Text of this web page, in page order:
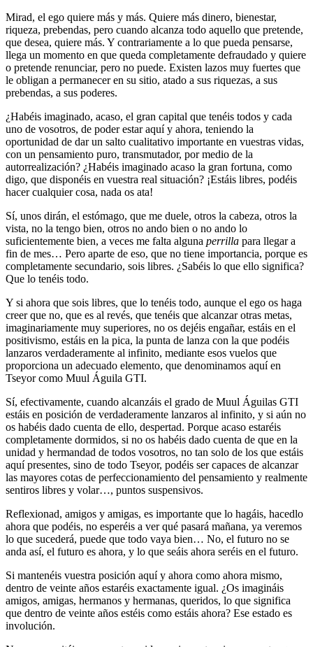
Mirad, el ego quiere más y más. Quiere más dinero, bienestar,
riqueza, prebendas, pero cuando alcanza todo aquello que pretende,
que desea, quiere más. Y contrariamente a lo que pueda pensarse,
llega un momento en que queda completamente defraudado y quiere
o pretende renunciar, pero no puede. Existen lazos muy fuertes que
le obligan a permanecer en su sitio, atado a sus riquezas, a sus
prebendas, a sus poderes.
¿Habéis imaginado, acaso, el gran capital que tenéis todos y cada
uno de vosotros, de poder estar aquí y ahora, teniendo la
oportunidad de dar un salto cualitativo importante en vuestras vidas,
con un pensamiento puro, transmutador, por medio de la
autorrealización? ¿Habéis imaginado acaso la gran fortuna, como
digo, que disponéis en vuestra real situación? ¡Estáis libres, podéis
hacer cualquier cosa, nada os ata!
Sí, unos dirán, el estómago, que me duele, otros la cabeza, otros la
vista, no la tengo bien, otros no ando bien o no ando lo
suficientemente bien, a veces me falta alguna perrilla para llegar a
fin de mes… Pero aparte de eso, que no tiene importancia, porque es
completamente secundario, sois libres. ¿Sabéis lo que ello significa?
Que lo tenéis todo.
Y si ahora que sois libres, que lo tenéis todo, aunque el ego os haga
creer que no, que es al revés, que tenéis que alcanzar otras metas,
imaginariamente muy superiores, no os dejéis engañar, estáis en el
positivismo, estáis en la pica, la punta de lanza con la que podéis
lanzaros verdaderamente al infinito, mediante esos vuelos que
proporciona un adecuado elemento, que denominamos aquí en
Tseyor como Muul Águila GTI.
Sí, efectivamente, cuando alcanzáis el grado de Muul Águilas GTI
estáis en posición de verdaderamente lanzaros al infinito, y si aún no
os habéis dado cuenta de ello, despertad. Porque acaso estaréis
completamente dormidos, si no os habéis dado cuenta de que en la
unidad y hermandad de todos vosotros, no tan solo de los que estáis
aquí presentes, sino de todo Tseyor, podéis ser capaces de alcanzar
las mayores cotas de perfeccionamiento del pensamiento y realmente
sentiros libres y volar…, puntos suspensivos.
Reflexionad, amigos y amigas, es importante que lo hagáis, hacedlo
ahora que podéis, no esperéis a ver qué pasará mañana, ya veremos
lo que sucederá, puede que todo vaya bien… No, el futuro no se
anda así, el futuro es ahora, y lo que seáis ahora seréis en el futuro.
Si mantenéis vuestra posición aquí y ahora como ahora mismo,
dentro de veinte años estaréis exactamente igual. ¿Os imagináis
amigos, amigas, hermanos y hermanas, queridos, lo que significa
que dentro de veinte años estéis como estáis ahora? Ese estado es
involución.